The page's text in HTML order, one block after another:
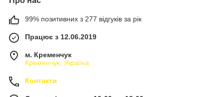
99% позитивних з 277 відгуків за рік
Працює з 12.06.2019
м. Кременчук
Кременчук, Україна
Контакти